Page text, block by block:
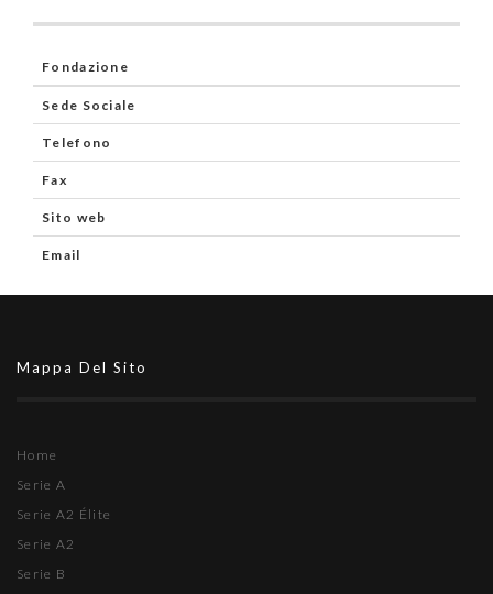
Fondazione
Sede Sociale
Telefono
Fax
Sito web
Email
Mappa Del Sito
Home
Serie A
Serie A2 Élite
Serie A2
Serie B